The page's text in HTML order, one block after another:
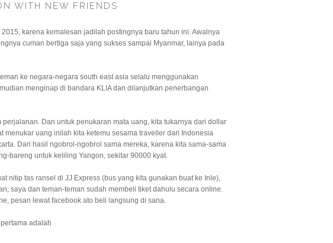
WITH NEW FRIENDS
karena kemalesan jadilah postingnya baru tahun ini. Awalnya
cuman bertiga saja yang sukses sampai Myanmar, lainya pada
ke negara-negara south east asia selalu menggunakan
menginap di bandara KLIA dan dilanjutkan penerbangan
Dan untuk penukaran mata uang, kita tukarnya dari dollar
menukar uang inilah kita ketemu sesama traveller dari Indonesia
Dari hasil ngobrol-ngobrol sama mereka, karena kita sama-sama
bareng untuk keliling Yangon, sekitar 90000 kyat.
nitip tas ransel di JJ Express (bus yang kita gunakan buat ke Inle),
saya dan teman-teman sudah membeli tiket dahulu secara online.
pesan lewat facebook ato beli langsung di sana.
adalah